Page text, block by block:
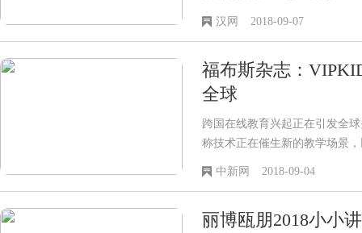
汉网 2018-09-07
福布斯杂志：
全球
跨国在线教育兴起正在引发全
称技术正在催生新的教学场景
司，正在推动北美教师跨国辅
中新网 2018-09-04
丽博瓯朋2018小小